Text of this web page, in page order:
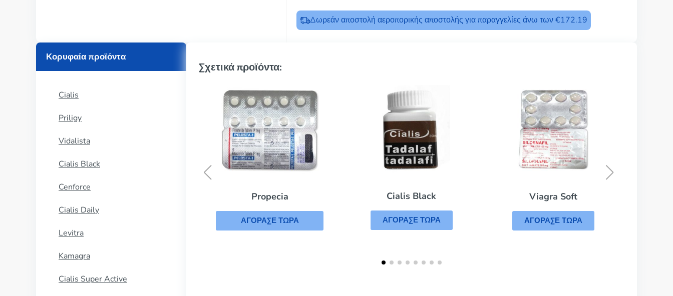
Δωρεάν αποστολή αεροπορικής αποστολής για παραγγελίες άνω των €172.19
Κορυφαία προϊόντα
Cialis
Priligy
Vidalista
Cialis Black
Cenforce
Cialis Daily
Levitra
Kamagra
Cialis Super Active
Σχετικά προϊόντα:
Propecia
ΑΓΟΡΑΣΕ ΤΩΡΑ
Cialis Black
ΑΓΟΡΑΣΕ ΤΩΡΑ
Viagra Soft
ΑΓΟΡΑΣΕ ΤΩΡΑ